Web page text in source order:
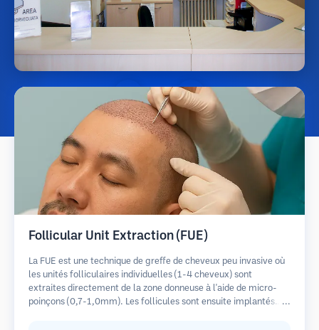
Follicular Unit Extraction (FUE)
La FUE est une technique de greffe de cheveux peu invasive où
les unités folliculaires individuelles (1-4 cheveux) sont
extraites directement de la zone donneuse à l'aide de micro-
poinçons (0,7-1,0mm). Les follicules sont ensuite implantés